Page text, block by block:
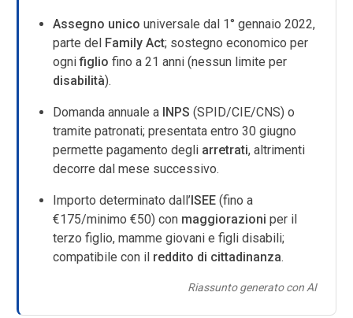
Assegno unico universale dal 1° gennaio 2022,
parte del Family Act; sostegno economico per
ognifiglio fino a 21 anni (nessun limite per
disabilità).
Domanda annuale a INPS (SPID/CIE/CNS) o
tramite patronati; presentata entro 30 giugno
permette pagamento degli arretrati, altrimenti
decorre dal mese successivo.
Importo determinato dall’ISEE (fino a
€175/minimo €50) con maggiorazioni per il
terzo figlio, mamme giovani e figli disabili;
compatibile con il reddito di cittadinanza.
Riassunto generato con AI